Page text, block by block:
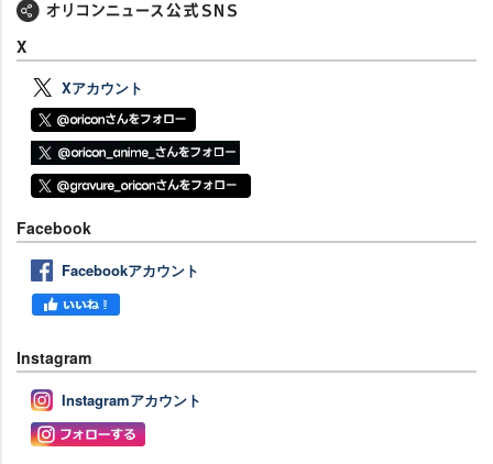
X
Xアカウント
Facebook
Facebookアカウント
Instagram
Instagramアカウント